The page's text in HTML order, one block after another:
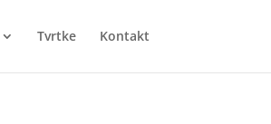
Tvrtke Kontakt